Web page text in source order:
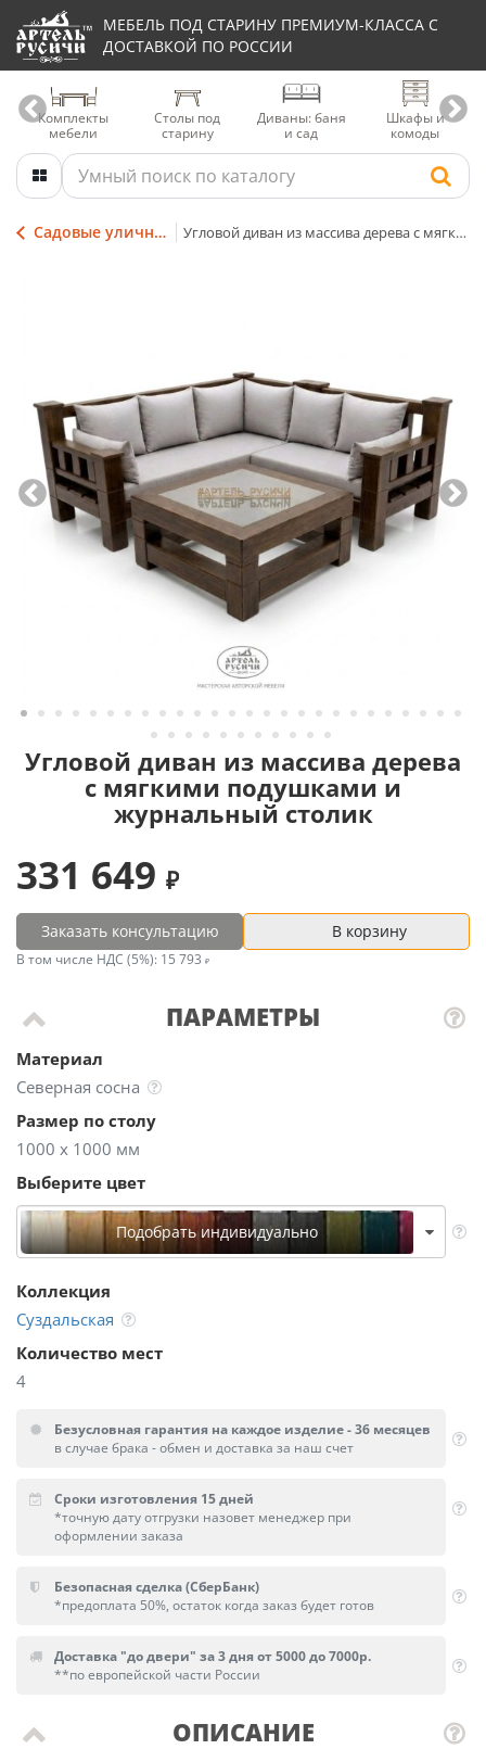
МЕБЕЛЬ ПОД СТАРИНУ ПРЕМИУМ-КЛАССА С
ДОСТАВКОЙ ПО РОССИИ
Комплекты
мебели
Столы под
старину
Диваны: баня
и сад
Шкафы и
комоды
Садовые уличные диваны для дачи Угловой диван из массива дерева с мягкими подушками и журнальный столик
Угловой диван из массива дерева
с мягкими подушками и
журнальный столик
ПАРАМЕТРЫ
Материал
Северная сосна
Размер по столу
1000 х 1000 мм
Выберите цвет
Подобрать индивидуально
Коллекция
Суздальская
Количество мест
4
331 649
Заказать консультацию В корзину
В том числе НДС (5%): 15 793
Безусловная гарантия на каждое изделие - 36 месяцев
в случае брака - обмен и доставка за наш счет
Сроки изготовления 15 дней
*точную дату отгрузки назовет менеджер при
оформлении заказа
Безопасная сделка (СберБанк)
*предоплата 50%, остаток когда заказ будет готов
Доставка "до двери" за 3 дня от 5000 до 7000р.
**по европейской части России
ОПИСАНИЕ